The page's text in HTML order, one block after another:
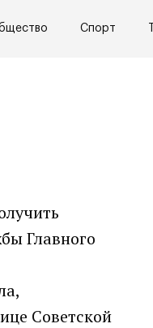
Спорт
Главного
Советской